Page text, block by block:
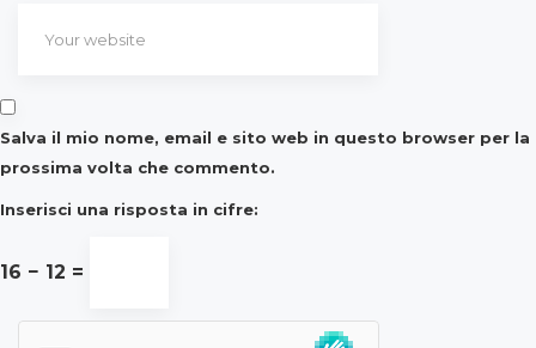
Salva il mio nome, email e sito web in questo browser per la
prossima volta che commento.
Inserisci una risposta in cifre:
16 − 12 =